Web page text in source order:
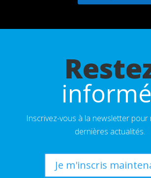
Inscrivez-vous à la newsletter
dernières actualités.
Je m'inscris